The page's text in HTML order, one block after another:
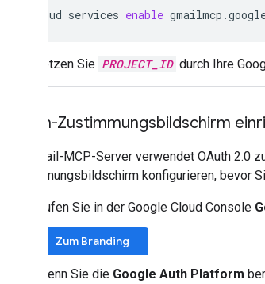
gcloud services enable
Ersetzen Sie PROJECT_ID durch Ihre
OAuth-Zustimmungsbildschirm
Der Gmail-MCP-Server verwendet OAuth 2.0
Zustimmungsbildschirm konfigurieren, bevor
Rufen Sie in der Google Cloud Console
Zum Branding
Wenn Sie die Google Auth Platform